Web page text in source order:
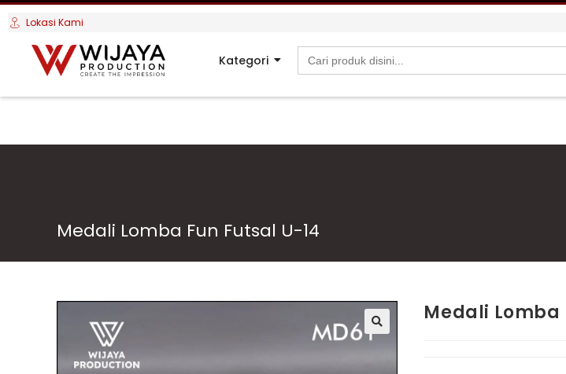
Lokasi Kami
Kategori
Search
for:
Medali Lomba Fun Futsal U-14
🔍
Medali Lomba